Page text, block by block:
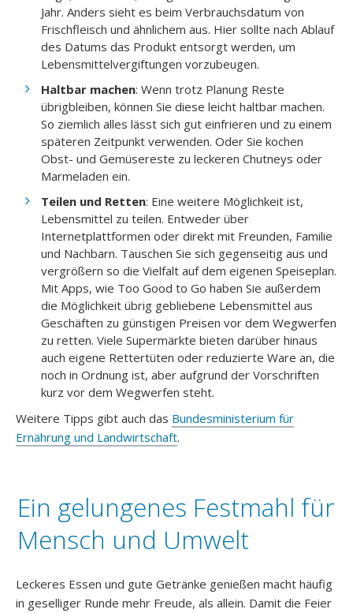
Jahr. Anders sieht es beim Verbrauchsdatum von
Frischfleisch und ähnlichem aus. Hier sollte nach Ablauf
des Datums das Produkt entsorgt werden, um
Lebensmittelvergiftungen vorzubeugen.
Haltbar machen: Wenn trotz Planung Reste
übrigbleiben, können Sie diese leicht haltbar machen.
So ziemlich alles lässt sich gut einfrieren und zu einem
späteren Zeitpunkt verwenden. Oder Sie kochen
Obst- und Gemüsereste zu leckeren Chutneys oder
Marmeladen ein.
Teilen und Retten: Eine weitere Möglichkeit ist,
Lebensmittel zu teilen. Entweder über
Internetplattformen oder direkt mit Freunden, Familie
und Nachbarn. Tauschen Sie sich gegenseitig aus und
vergrößern so die Vielfalt auf dem eigenen Speiseplan.
Mit Apps, wie Too Good to Go haben Sie außerdem
die Möglichkeit übrig gebliebene Lebensmittel aus
Geschäften zu günstigen Preisen vor dem Wegwerfen
zu retten. Viele Supermärkte bieten darüber hinaus
auch eigene Rettertüten oder reduzierte Ware an, die
noch in Ordnung ist, aber aufgrund der Vorschriften
kurz vor dem Wegwerfen steht.
Weitere Tipps gibt auch das Bundesministerium für
Ernährung und Landwirtschaft.
Ein gelungenes Festmahl für
Mensch und Umwelt
Leckeres Essen und gute Getränke genießen macht häufig
in geselliger Runde mehr Freude, als allein. Damit die Feier